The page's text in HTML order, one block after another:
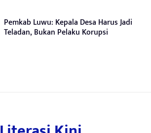
Pemkab Luwu: Kepala Desa Harus Jadi
Teladan, Bukan Pelaku Korupsi